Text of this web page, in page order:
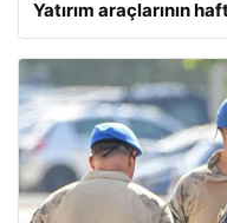
Yatırım araçlarının